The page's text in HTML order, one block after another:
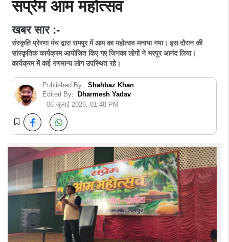
सप्रेम आम महोत्सव
खबर सार :-
संस्कृति प्रेरणा मंच द्वारा रामपुर में आम का महोत्सव मनाया गया। इस दौरान की
सांस्कृतिक कार्यक्रम आयोजित किए गए जिनका लोगों ने भरपूर आनंद लिया।
कार्यक्रम में कई गणमान्य लोग उपस्थित रहे।
Published By: Shahbaz Khan
Edited By:
Dharmesh Yadav
06 जुलाई 2026, 01:48 PM